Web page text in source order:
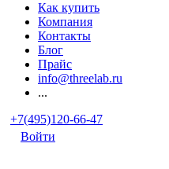
Как купить
Компания
Контакты
Блог
Прайс
info@threelab.ru
...
+7(495)120-66-47
Войти